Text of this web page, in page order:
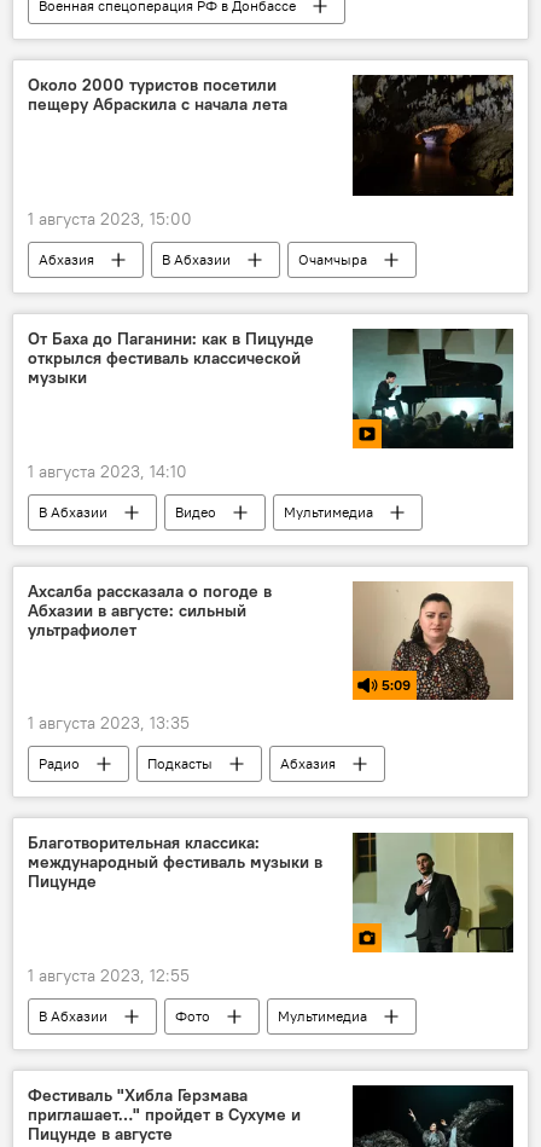
Военная спецоперация РФ в Донбассе
Россия
Украина
Министерство обороны РФ
Черное море
Около 2000 туристов посетили
пещеру Абраскила с начала лета
1 августа 2023, 15:00
Абхазия В Абхазии
Очамчыра
Очамчырский район
Отдых в Абхазии
От Баха до Паганини: как в Пицунде
открылся фестиваль классической
музыки
1 августа 2023, 14:10
В Абхазии Видео
Мультимедиа
Абхазия
Пицунда
Ахсалба рассказала о погоде в
Абхазии в августе: сильный
ультрафиолет
5:09
1 августа 2023, 13:35
Радио Подкасты
Абхазия
погода в Абхазии
Благотворительная классика:
международный фестиваль музыки в
Пицунде
1 августа 2023, 12:55
В Абхазии Фото
Мультимедиа
Абхазия
Пицунда
музыка
Культура
Фестиваль "Хибла Герзмава
приглашает…" пройдет в Сухуме и
Пицунде в августе